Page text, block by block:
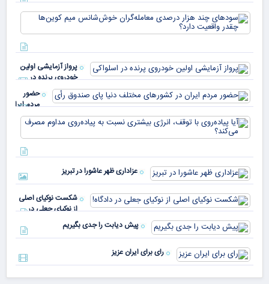
پرواز آزمایشی اولین
خودروی پرنده در
اسلواکی
حضور
مردم ایران
در
کشورهای
مختلف
دنیا پای
صندوق
عزاداری ظهر عاشورا در تبریز
شکست نوکیای اصلی
از نوکیای جعلی در
دادگاه!
پیش دیابت را جدی بگیریم
رای برای ایران عزیز